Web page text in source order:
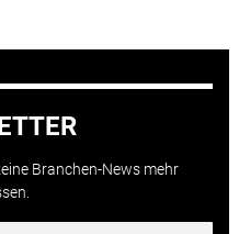
Branchen-News mehr